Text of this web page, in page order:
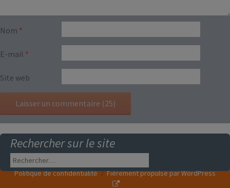
Nom *
E-mail *
Site web
Rechercher sur le site
Rechercher :
Politique de confidentialité
Fièrement propulsé par WordPress